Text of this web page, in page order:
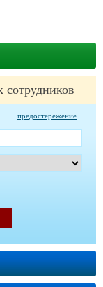
сотрудников
предостережение